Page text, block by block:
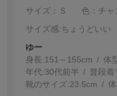
サイズ：Ｓ
色：チャ
サイズ感:ちょうどいい
ゆー
身長:151～155cm 体
年代:30代前半 普段着
靴のサイズ:23.5cm